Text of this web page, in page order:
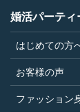
弊
過
正
ー
し
婚活パーテ
はじめての方
お客様の声
ファッション